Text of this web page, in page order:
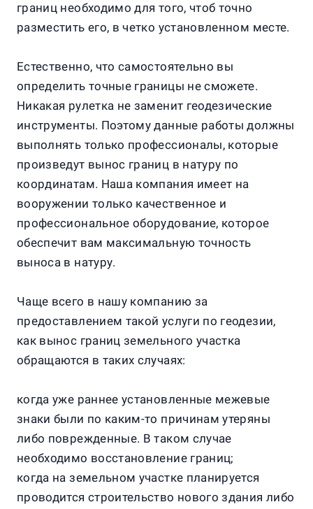
границ необходимо для того, чтоб точно
разместить его, в четко установленном месте.
Естественно, что самостоятельно вы
определить точные границы не сможете.
Никакая рулетка не заменит геодезические
инструменты. Поэтому данные работы должны
выполнять только профессионалы, которые
произведут вынос границ в натуру по
координатам. Наша компания имеет на
вооружении только качественное и
профессиональное оборудование, которое
обеспечит вам максимальную точность
выноса в натуру.
Чаще всего в нашу компанию за
предоставлением такой услуги по геодезии,
как вынос границ земельного участка
обращаются в таких случаях:
когда уже раннее установленные межевые
знаки были по каким-то причинам утеряны
либо поврежденные. В таком случае
необходимо восстановление границ;
когда на земельном участке планируется
проводится строительство нового здания либо